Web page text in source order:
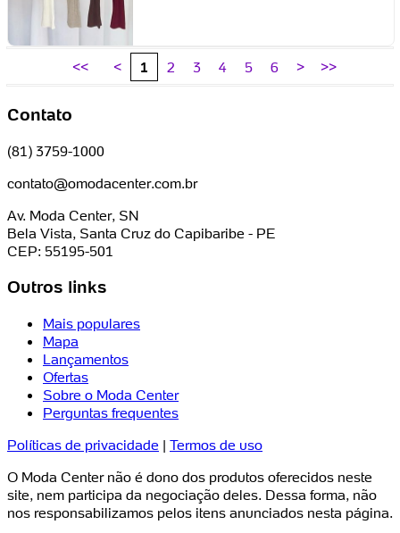
<< < 1 2 3 4 5 6 > >>
Contato
(81) 3759-1000
contato@omodacenter.com.br
Av. Moda Center, SN
Bela Vista, Santa Cruz do Capibaribe - PE
CEP: 55195-501
Outros links
Mais populares
Mapa
Lançamentos
Ofertas
Sobre o Moda Center
Perguntas frequentes
Políticas de privacidade | Termos de uso
O Moda Center não é dono dos produtos oferecidos neste
site, nem participa da negociação deles. Dessa forma, não
nos responsabilizamos pelos itens anunciados nesta página.